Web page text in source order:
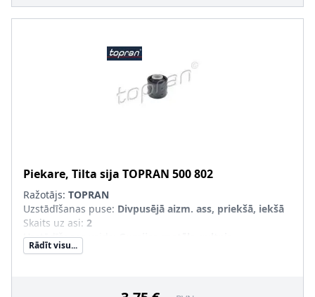
Piekare, Tilta sija TOPRAN 500 802
Ražotājs: TOPRAN
Uzstādīšanas puse: Divpusējā aizm. ass, priekšā, iekšā
Skaits uz asi: 2
Uzstādīšanas veids
Rādīt visu...